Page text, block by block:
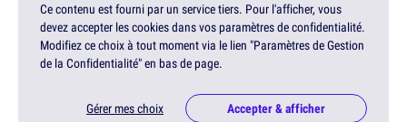
Ce contenu est fourni par un service tiers. Pour l'afficher, vous
devez accepter les cookies dans vos paramètres de confidentialité.
Modifiez ce choix à tout moment via le lien "Paramètres de Gestion
de la Confidentialité" en bas de page.
Gérer mes choix Accepter & afficher